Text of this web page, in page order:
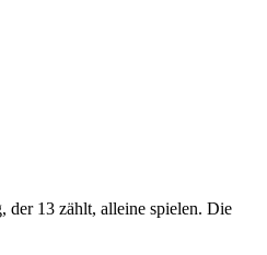
der 13 zählt, alleine spielen. Die